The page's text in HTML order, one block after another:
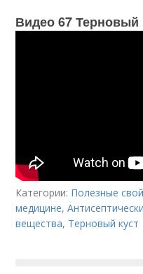
Видео 67 Терновый
Категории: Полезные
медицине,
вещества, Терновый куст